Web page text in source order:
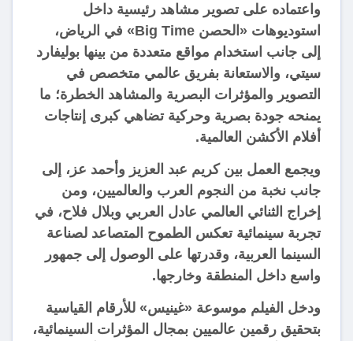
واعتماده على تصوير مشاهد رئيسية داخل
استوديوهات «الحصن Big Time» في الرياض،
إلى جانب استخدام مواقع متعددة من بينها بوليفارد
سيتي، والاستعانة بفريق عالمي متخصص في
التصوير والمؤثرات البصرية والمشاهد الخطرة؛ ما
يمنحه جودة بصرية وحركية تضاهي كبرى إنتاجات
أفلام الأكشن العالمية.
ويجمع العمل بين كريم عبد العزيز وأحمد عز، إلى
جانب نخبة من النجوم العرب والعالميين، ومن
إخراج الثنائي العالمي عادل العربي وبلال فلاح، في
تجربة سينمائية تعكس الطموح المتصاعد لصناعة
السينما العربية، وقدرتها على الوصول إلى جمهور
واسع داخل المنطقة وخارجها.
ودخل الفيلم موسوعة «غينيس» للأرقام القياسية
بتحقيق رقمين عالميين بمجال المؤثرات السينمائية،